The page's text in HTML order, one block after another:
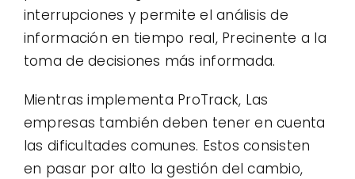
interrupciones y permite el análisis de
información en tiempo real, Precinente a la
toma de decisiones más informada.
Mientras implementa ProTrack, Las
empresas también deben tener en cuenta
las dificultades comunes. Estos consisten
en pasar por alto la gestión del cambio,